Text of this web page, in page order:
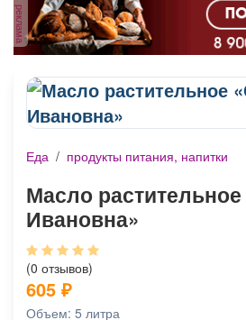
Объявления Недвижимость
Работа Транспорт
Афиша
реклама
Еда / продукты питания, напитки
Масло
Ивановна»
(0 отзывов)
605 ₽
Объем: 5 литра